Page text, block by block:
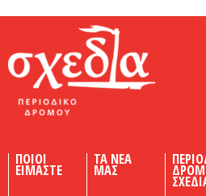
ΠΟΙΟΙ
ΕΙΜΑΣΤΕ
ΤΑ ΝΕΑ
ΜΑΣ